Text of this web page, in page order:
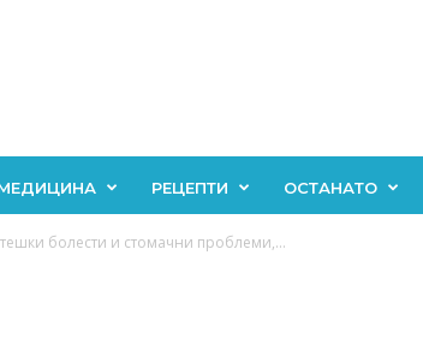
РЕЦЕПТИ ОСТАНАТО
болести и стомачни проблеми,...